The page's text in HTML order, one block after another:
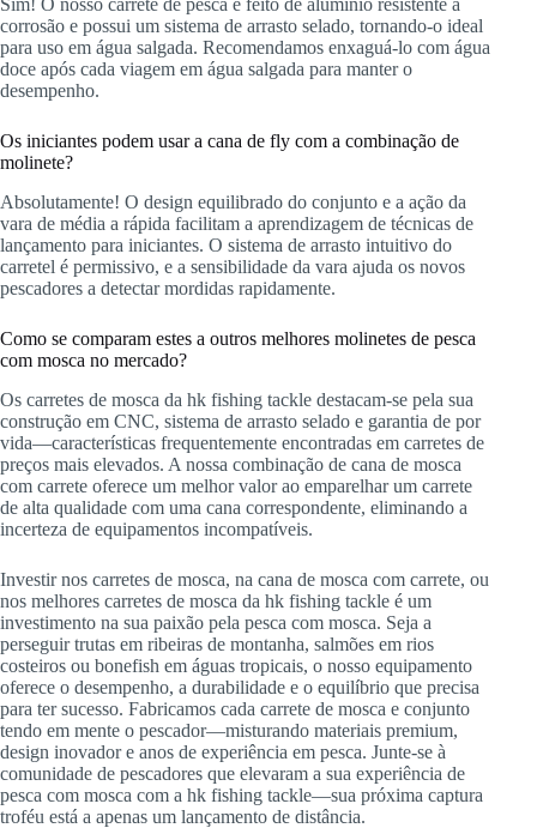
Sim! O nosso carrete de pesca é feito de alumínio resistente à
corrosão e possui um sistema de arrasto selado, tornando-o ideal
para uso em água salgada. Recomendamos enxaguá-lo com água
doce após cada viagem em água salgada para manter o
desempenho.
Os iniciantes podem usar a cana de fly com a combinação de
molinete?
Absolutamente! O design equilibrado do conjunto e a ação da
vara de média a rápida facilitam a aprendizagem de técnicas de
lançamento para iniciantes. O sistema de arrasto intuitivo do
carretel é permissivo, e a sensibilidade da vara ajuda os novos
pescadores a detectar mordidas rapidamente.
Como se comparam estes a outros melhores molinetes de pesca
com mosca no mercado?
Os carretes de mosca da hk fishing tackle destacam-se pela sua
construção em CNC, sistema de arrasto selado e garantia de por
vida—características frequentemente encontradas em carretes de
preços mais elevados. A nossa combinação de cana de mosca
com carrete oferece um melhor valor ao emparelhar um carrete
de alta qualidade com uma cana correspondente, eliminando a
incerteza de equipamentos incompatíveis.
Investir nos carretes de mosca, na cana de mosca com carrete, ou
nos melhores carretes de mosca da hk fishing tackle é um
investimento na sua paixão pela pesca com mosca. Seja a
perseguir trutas em ribeiras de montanha, salmões em rios
costeiros ou bonefish em águas tropicais, o nosso equipamento
oferece o desempenho, a durabilidade e o equilíbrio que precisa
para ter sucesso. Fabricamos cada carrete de mosca e conjunto
tendo em mente o pescador—misturando materiais premium,
design inovador e anos de experiência em pesca. Junte-se à
comunidade de pescadores que elevaram a sua experiência de
pesca com mosca com a hk fishing tackle—sua próxima captura
troféu está a apenas um lançamento de distância.